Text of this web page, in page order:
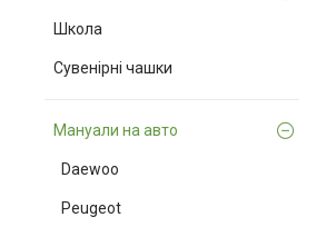
Школа
Сувенірні чашки
Мануали на авто
Daewoo
Peugeot